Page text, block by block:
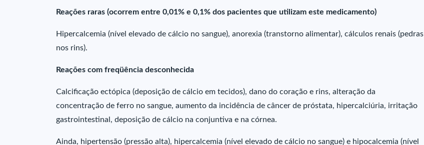
Reações raras (ocorrem entre 0,01% e 0,1% dos pacientes que utilizam este medicamento)
Hipercalcemia (nível elevado de cálcio no sangue), anorexia (transtorno alimentar), cálculos renais (pedras
nos rins).
Reações com freqüência desconhecida
Calcificação ectópica (deposição de cálcio em tecidos), dano do coração e rins, alteração da
concentração de ferro no sangue, aumento da incidência de câncer de próstata, hipercalciúria, irritação
gastrointestinal, deposição de cálcio na conjuntiva e na córnea.
Ainda, hipertensão (pressão alta), hipercalcemia (nível elevado de cálcio no sangue) e hipocalcemia (nível